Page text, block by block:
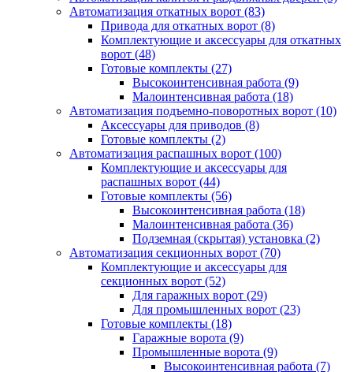
Автоматизация откатных ворот (83)
Привода для откатных ворот (8)
Комплектующие и аксессуары для откатных
ворот (48)
Готовые комплекты (27)
Высокоинтенсивная работа (9)
Малоинтенсивная работа (18)
Автоматизация подъемно-поворотных ворот (10)
Аксессуары для приводов (8)
Готовые комплекты (2)
Автоматизация распашных ворот (100)
Комплектующие и аксессуары для
распашных ворот (44)
Готовые комплекты (56)
Высокоинтенсивная работа (18)
Малоинтенсивная работа (36)
Подземная (скрытая) установка (2)
Автоматизация секционных ворот (70)
Комплектующие и аксессуары для
секционных ворот (52)
Для гаражных ворот (29)
Для промышленных ворот (23)
Готовые комплекты (18)
Гаражные ворота (9)
Промышленные ворота (9)
Высокоинтенсивная работа (7)